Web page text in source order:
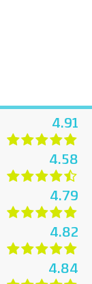
4.91
4.58
4.79
4.82
4.84